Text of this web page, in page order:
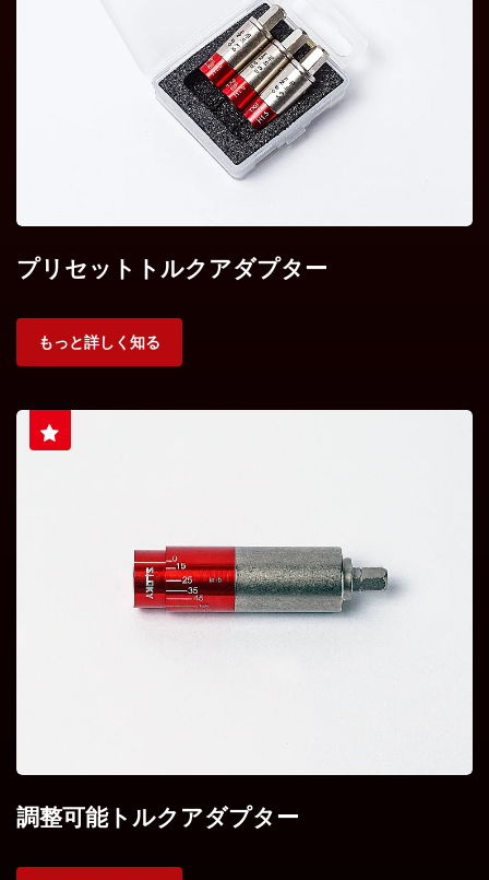
プリセットトルクアダプター
もっと詳しく知る
調整可能トルクアダプター